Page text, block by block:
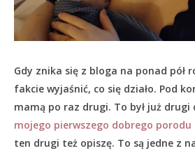
Gdy znika się z bloga na ponad pół
fakcie wyjaśnić, co się działo. Pod
mamą po raz drugi. To był już drugi
mojego pierwszego dobrego
ten drugi też opiszę. To są jedne z